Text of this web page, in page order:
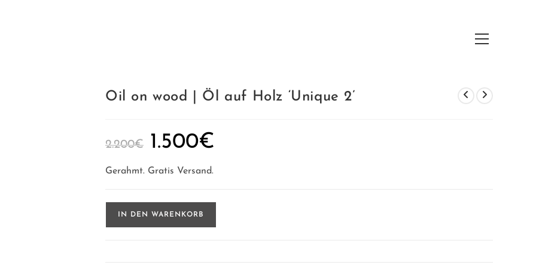
Hauptmenü
Oil on wood | Öl auf Holz ‘Unique 2’
2.200€
Ursprünglicher
Preis
1.500€
Gerahmt. Gratis Versand.
wood
IN DEN WARENKORB